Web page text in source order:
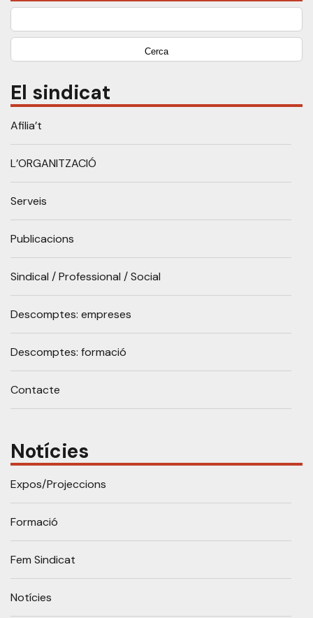
Cerca:
El sindicat
Afilia’t
L’ORGANITZACIÓ
Serveis
Publicacions
Sindical / Professional / Social
Descomptes: empreses
Descomptes: formació
Contacte
Notícies
Expos/Projeccions
Formació
Fem Sindicat
Notícies